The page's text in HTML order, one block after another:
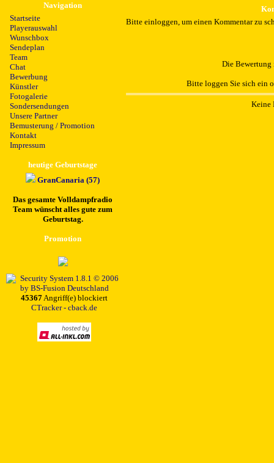
Navigation
Startseite
Playerauswahl
Wunschbox
Sendeplan
Team
Chat
Bewerbung
Künstler
Fotogalerie
Sondersendungen
Unsere Partner
Bemusterung / Promotion
Kontakt
Impressum
heutige Geburtstage
GranCanaria (57)
Das gesamte Volldampfradio
Team wünscht alles gute zum
Geburtstag.
Promotion
45367Angriff(e) blockiert
CTracker - cback.de
Bitte einloggen, um einen Kommentar zu
Die
Bitte loggen Sie sich ein
Keine